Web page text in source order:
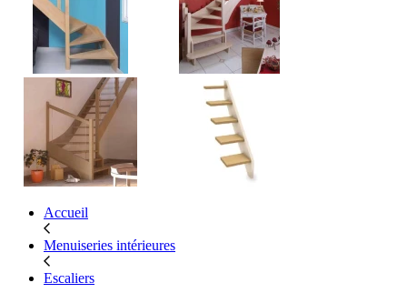
Accueil
Menuiseries intérieures
Escaliers